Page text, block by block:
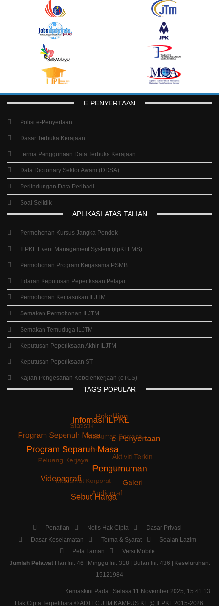
E-PENYERTAAN
Polisi e-Penyertaan
Dasar Terbuka Kerajaan
Terma Penggunaan Data Terbuka Kerajaan
Data Dictionary Sektor Awam (DDSA)
Perlindungan Data Peribadi
Soal Selidik
APLIKASI ATAS TALIAN
Permohonan Kursus Jangka Pendek
ILPKL Event Management System (ilpKLEMS)
Permohonan Program Kerjasama PSMB
Edaran Keputusan Peperiksaan Pelajar
Permohonan Kemasukan ILJTM
Semakan Permohonan ILJTM
Semakan Temuduga ILJTM
Keputusan Peperiksaan Akhir ILJTM
Keputusan Peperiksaan ST
Kajian Pengesanan Kebolehkerjaan (eTOS)
TAGS POPULAR
Penafian Notis Hak Cipta
Dasar Privasi
Dasar Keselamatan
Terma & Syarat
Soalan Lazim
Peta Laman
Versi Mobile
Jumlah PelawatHari Ini: 46 | Minggu Ini: 318 | Bulan Ini: 436 | Keseluruhan:
15121984
Kemaskini Pada : Selasa 11 November 2025, 15:41:13.
Hak Cipta Terpelihara ©ADTEC JTM KAMPUS KL @ ILPKL 2015-2026.